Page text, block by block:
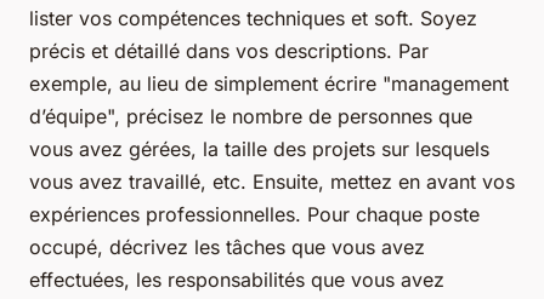
lister vos compétences techniques et soft. Soyez
précis et détaillé dans vos descriptions. Par
exemple, au lieu de simplement écrire "management
d’équipe", précisez le nombre de personnes que
vous avez gérées, la taille des projets sur lesquels
vous avez travaillé, etc. Ensuite, mettez en avant vos
expériences professionnelles. Pour chaque poste
occupé, décrivez les tâches que vous avez
effectuées, les responsabilités que vous avez